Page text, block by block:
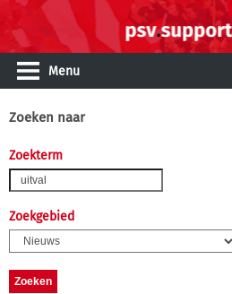
Menu
Zoeken naar
Zoekterm
Zoekgebied